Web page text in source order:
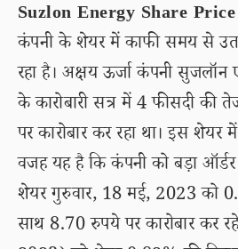
Suzlon Energy Share
कंपनी के शेयर में काफी समय से
रहा है। अक्षय ऊर्जा कंपनी सुजलॉन
के कारोबारी सत्र में 4 फीसदी
पर कारोबार कर रहा था। इस
वजह यह है कि कंपनी को बड़ा
शेयर गुरुवार, 18 मई, 2023 को
साथ 8.70 रुपये पर कारोबार कर